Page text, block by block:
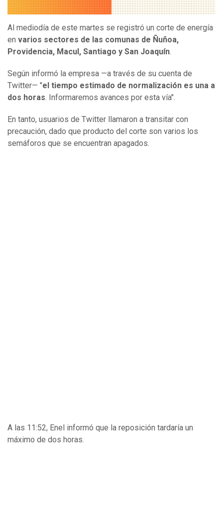
Al mediodía de este martes se registró un corte de energía
en varios sectores de las comunas de Ñuñoa,
Providencia, Macul, Santiago y San Joaquín.
Según informó la empresa —a través de su cuenta de
Twitter— "el tiempo estimado de normalización es una a
dos horas. Informaremos avances por esta vía".
En tanto, usuarios de Twitter llamaron a transitar con
precaución, dado que producto del corte son varios los
semáforos que se encuentran apagados.
A las 11:52, Enel informó que la reposición tardaría un
máximo de dos horas.